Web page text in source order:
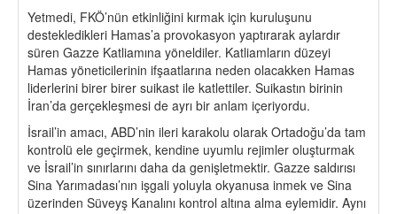
Yetmedi, FKÖ’nün etkinliğini kırmak için kuruluşunu
destekledikleri Hamas’a provokasyon yaptırarak aylardır
süren Gazze Katliamına yöneldiler. Katliamların düzeyi
Hamas yöneticilerinin ifşaatlarına neden olacakken Hamas
liderlerini birer birer suikast ile katlettiler. Suikastın birinin
İran’da gerçekleşmesi de ayrı bir anlam içeriyordu.
İsrail’in amacı, ABD’nin ileri karakolu olarak Ortadoğu’da tam
kontrolü ele geçirmek, kendine uyumlu rejimler oluşturmak
ve İsrail’in sınırlarını daha da genişletmektir. Gazze saldırısı
Sina Yarımadası’nın işgali yoluyla okyanusa inmek ve Sina
üzerinden Süveyş Kanalını kontrol altına alma eylemidir. Aynı